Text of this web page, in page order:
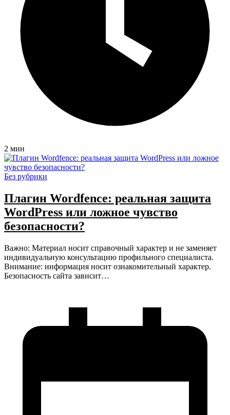
2 мин
Без рубрики
Плагин Wordfence: реальная защита
WordPress или ложное чувство
безопасности?
Важно: Материал носит справочный характер и не заменяет
индивидуальную консультацию профильного специалиста.
Внимание: информация носит ознакомительный характер.
Безопасность сайта зависит…